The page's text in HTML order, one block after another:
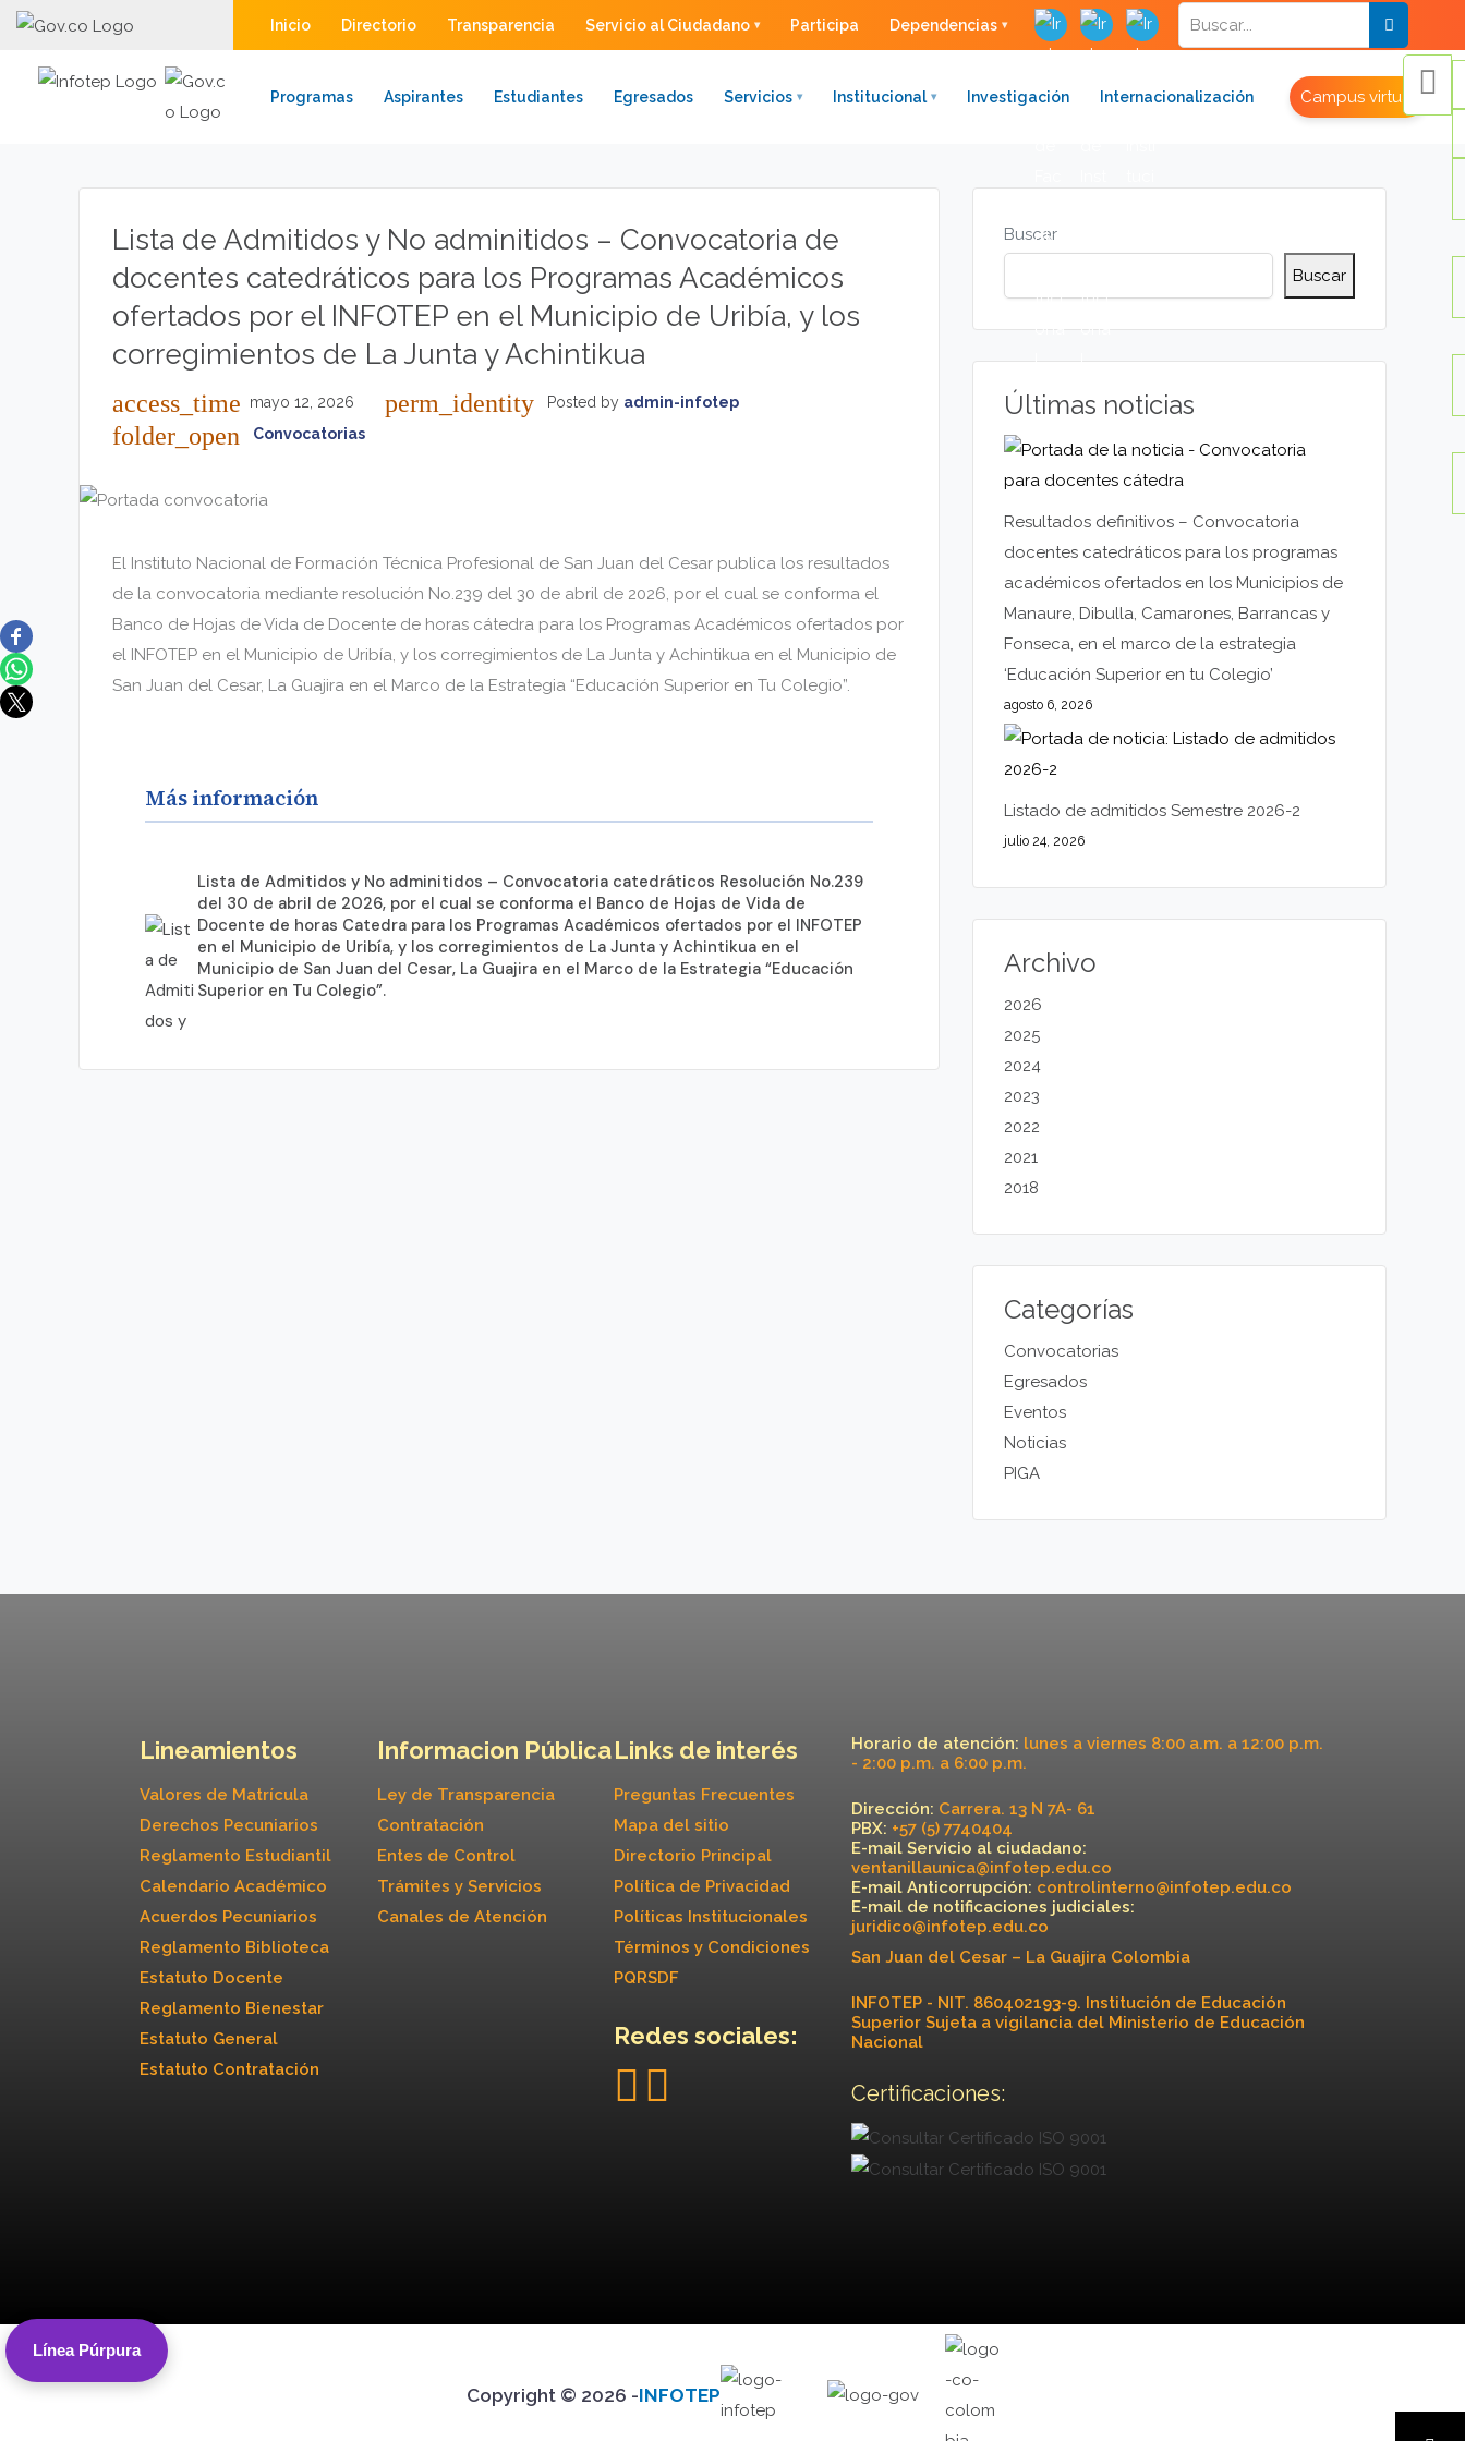
Inicio Directorio Transparencia Servicio al Ciudadano Participa Dependencias
Programas Aspirantes Estudiantes Egresados Servicios Institucional Investigación Internacionalización Campus virtual
Lista de Admitidos y No adminitidos – Convocatoria de
docentes catedráticos para los Programas Académicos
ofertados por el INFOTEP en el Municipio de Uribía, y los
corregimientos de La Junta y Achintikua
access_time mayo 12, 2026 perm_identity Posted by admin-infotep
folder_open Convocatorias
El Instituto Nacional de Formación Técnica Profesional de San Juan del Cesar publica los resultados
de la convocatoria mediante resolución No.239 del 30 de abril de 2026, por el cual se conforma el
Banco de Hojas de Vida de Docente de horas cátedra para los Programas Académicos ofertados por
el INFOTEP en el Municipio de Uribía, y los corregimientos de La Junta y Achintikua en el Municipio de
San Juan del Cesar, La Guajira en el Marco de la Estrategia “Educación Superior en Tu Colegio”.
Más información
Lista de Admitidos y No adminitidos – Convocatoria catedráticos Resolución No.239
del 30 de abril de 2026, por el cual se conforma el Banco de Hojas de Vida de
Docente de horas Catedra para los Programas Académicos ofertados por el INFOTEP
en el Municipio de Uribía, y los corregimientos de La Junta y Achintikua en el
Municipio de San Juan del Cesar, La Guajira en el Marco de la Estrategia “Educación
Superior en Tu Colegio”.
Buscar
Buscar
Últimas noticias
Resultados definitivos – Convocatoria
docentes catedráticos para los programas
académicos ofertados en los Municipios de
Manaure, Dibulla, Camarones, Barrancas y
Fonseca, en el marco de la estrategia
‘Educación Superior en tu Colegio’
agosto 6, 2026
Listado de admitidos Semestre 2026-2
julio 24, 2026
Archivo
2026
2025
2024
2023
2022
2021
2018
Categorías
Convocatorias
Egresados
Eventos
Noticias
PIGA
Lineamientos
Valores de Matrícula
Derechos Pecuniarios
Reglamento Estudiantil
Calendario Académico
Acuerdos Pecuniarios
Reglamento Biblioteca
Estatuto Docente
Reglamento Bienestar
Estatuto General
Estatuto Contratación
Informacion Pública
Ley de Transparencia
Contratación
Entes de Control
Trámites y Servicios
Canales de Atención
Links de interés
Preguntas Frecuentes
Mapa del sitio
Directorio Principal
Política de Privacidad
Políticas Institucionales
Términos y Condiciones
PQRSDF
Redes sociales:
Horario de atención: lunes a viernes 8:00 a.m. a 12:00 p.m.
- 2:00 p.m. a 6:00 p.m.
Dirección: Carrera. 13 N 7A- 61
PBX: +57 (5) 7740404
E-mail Servicio al ciudadano:
ventanillaunica@infotep.edu.co
E-mail Anticorrupción: controlinterno@infotep.edu.co
E-mail de notificaciones judiciales:
juridico@infotep.edu.co
San Juan del Cesar – La Guajira Colombia
INFOTEP - NIT. 860402193-9. Institución de Educación
Superior Sujeta a vigilancia del Ministerio de Educación
Nacional
Certificaciones:
Copyright © 2026 -INFOTEP
Línea Púrpura